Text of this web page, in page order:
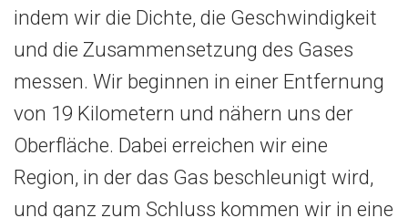
indem wir die Dichte, die Geschwindigkeit
und die Zusammensetzung des Gases
messen. Wir beginnen in einer Entfernung
von 19 Kilometern und nähern uns der
Oberfläche. Dabei erreichen wir eine
Region, in der das Gas beschleunigt wird,
und ganz zum Schluss kommen wir in eine